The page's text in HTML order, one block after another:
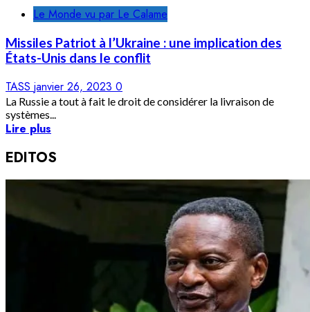
Le Monde vu par Le Calame
Missiles Patriot à l’Ukraine : une implication des
États-Unis dans le conflit
TASS janvier 26, 2023 0
La Russie a tout à fait le droit de considérer la livraison de
systèmes...
Lire plus
EDITOS